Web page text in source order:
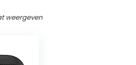
weergeven